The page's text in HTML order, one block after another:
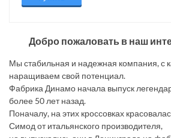
Добро пожаловать в наш
Мы стабильная и надежная компания, с
наращиваем свой потенциал.
Фабрика Динамо начала выпуск
более 50 лет назад.
Поначалу, на этих кроссовках
Симод от итальянского производителя,